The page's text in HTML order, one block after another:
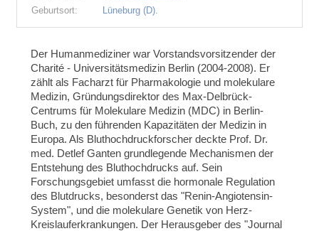
Geburtsort:
Lüneburg (D).
Der Humanmediziner war Vorstandsvorsitzender der
Charité - Universitätsmedizin Berlin (2004-2008). Er
zählt als Facharzt für Pharmakologie und molekulare
Medizin, Gründungsdirektor des Max-Delbrück-
Centrums für Molekulare Medizin (MDC) in Berlin-
Buch, zu den führenden Kapazitäten der Medizin in
Europa. Als Bluthochdruckforscher deckte Prof. Dr.
med. Detlef Ganten grundlegende Mechanismen der
Entstehung des Bluthochdrucks auf. Sein
Forschungsgebiet umfasst die hormonale Regulation
des Blutdrucks, besonderst das "Renin-Angiotensin-
System", und die molekulare Genetik von Herz-
Kreislauferkrankungen. Der Herausgeber des "Journal